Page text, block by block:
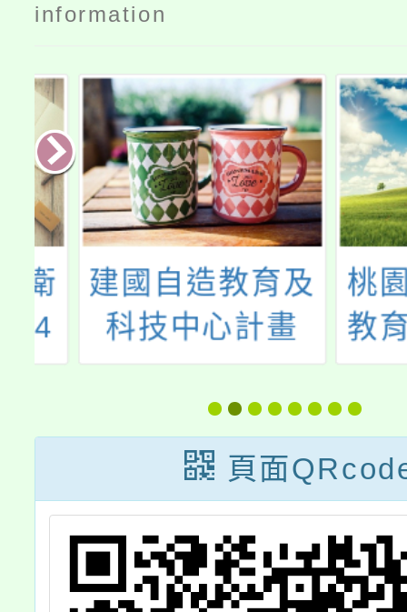
information
建國自造教育及
科技中心計畫
114學年度七月
份教師增能研習
桃園
教育
家7
訊」
新鮮
座」
姻系
「性
頁面